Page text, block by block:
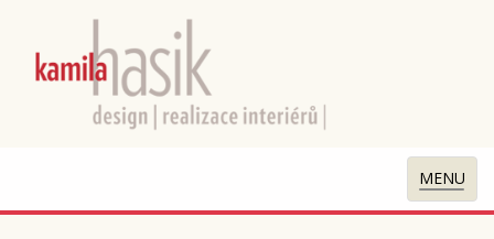
MENU
menu